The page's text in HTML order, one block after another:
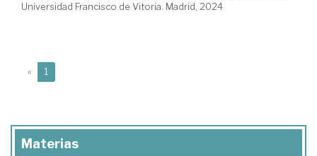
Universidad Francisco de Vitoria. Madrid, 2024
« 1
Materias